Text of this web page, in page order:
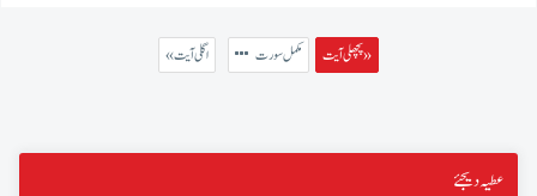
پچھلی آیت » مکمل سورت « اگلی آیت
عطیہ دیجئے